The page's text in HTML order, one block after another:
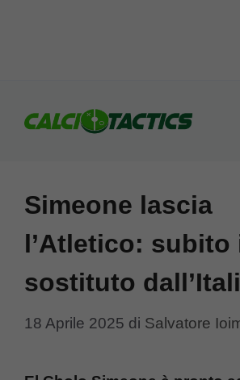
Simeone lascia
l’Atletico: subito
sostituto
18 Aprile 2025 di Salvatore